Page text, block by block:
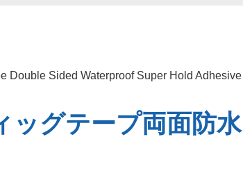
ッグテープ両面防